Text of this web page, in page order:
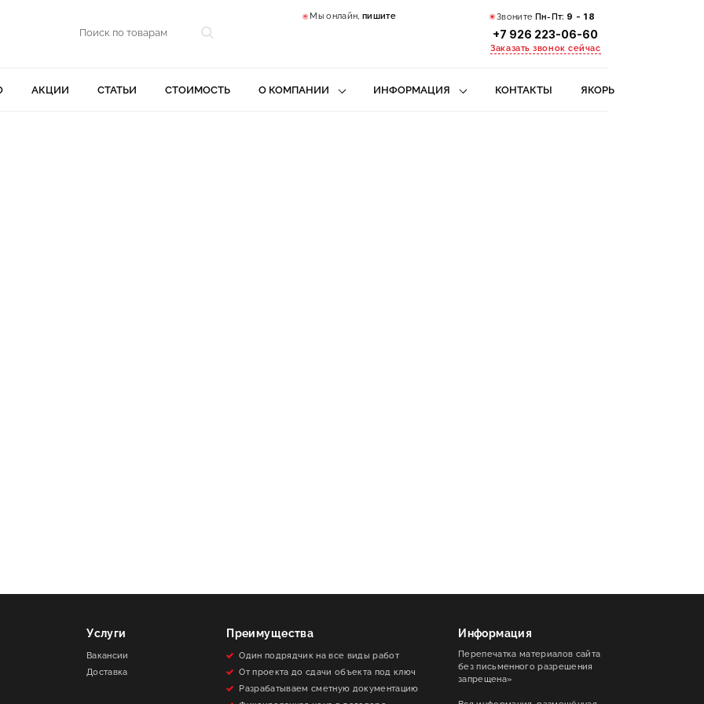
Мы онлайн,пишите Звоните Пн-Пт: 9 - 18
+7 926 223-06-60
Заказать звонок сейчас
АКЦИИ СТАТЬИ СТОИМОСТЬ О КОМПАНИИ ИНФОРМАЦИЯ КОНТАКТЫ ЯКОРЬ
Услуги
Вакансии
Доставка
Преимущества
Один подрядчик на все виды работ
От проекта до сдачи объекта под ключ
Разрабатываем сметную документацию
Информация
Перепечатка материалов сайта
без письменного разрешения
запрещена»